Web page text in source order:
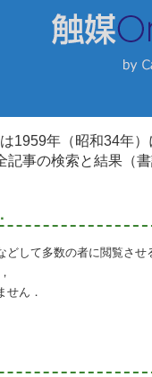
1959年（昭和34年
記事の検索と結果（
どして多数の者に閲覧させ
せん．